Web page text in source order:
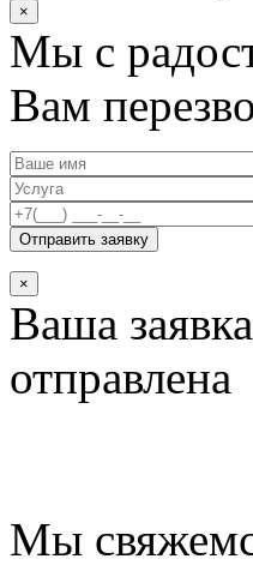
×
Мы с
Вам
×
Ваша заявка
отправлена
Мы